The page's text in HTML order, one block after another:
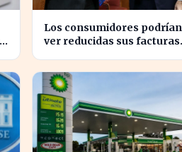
Los consumidores podrían
ver reducidas sus facturas
para Iberdrola y Endesa.